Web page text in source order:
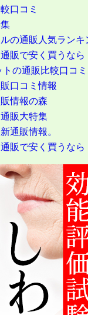
口コミ
の通販人気ランキ
販で安く買うなら
の通販比較口コミ
口コミ情報
情報の森
販大特集
通販情報。
販で安く買うなら